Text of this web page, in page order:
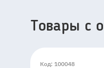
Товары c
Код: 100048